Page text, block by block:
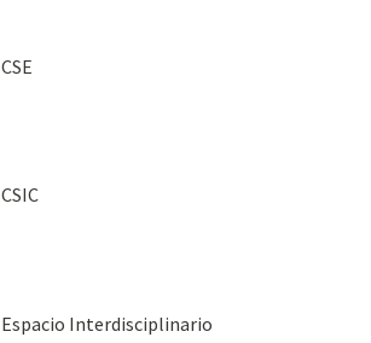
CSE
CSIC
Espacio Interdisciplinario